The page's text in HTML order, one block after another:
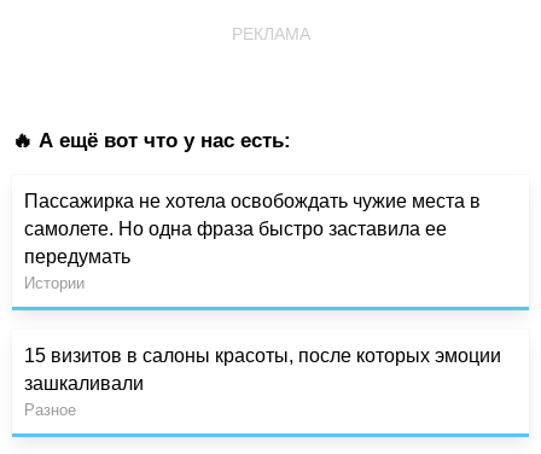
РЕКЛАМА
🔥 А ещё вот что у нас есть:
Пассажирка не хотела освобождать чужие места в
самолете. Но одна фраза быстро заставила ее
передумать
Истории
15 визитов в салоны красоты, после которых эмоции
зашкаливали
Разное